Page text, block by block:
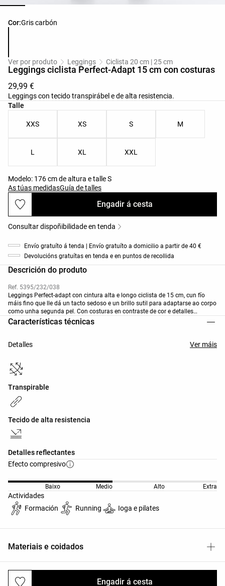
Cor:Gris carbón
Lista de cores do produto
Ver por produto Leggings Ciclista 20 cm | 25 cm
Leggings ciclista Perfect-Adapt 15 cm con costuras
29,99 €
Leggings con tecido transpirábel e de alta resistencia.
Talle
Lista de tallas do produto
XXS XS S M
L XL XXL
Modelo: 176 cm de altura e talle S
As túas medidasGuía de talles
Engadir á cesta
Engadir á cesta
Consultar dispoñibilidade en tenda
Envío gratuíto á tenda | Envío gratuíto a domicilio a partir de 40 €
Devolucións gratuítas en tenda e en puntos de recollida
Descrición do produto
Ref. 5395/232/038
Leggings Perfect-adapt con cintura alta e longo ciclista de 15 cm, cun fío
máis fino que lle dá un tacto sedoso e un brillo sutil para adaptarse ao corpo
como unha segunda pel. Con costuras en contraste de cor e detalles
reflectantes. Tecido transpirábel e de alta resistencia.
Características técnicas
Detalles Ver máis
Transpirable
Tecido de alta resistencia
Detalles reflectantes
Efecto compresivo
Baixo Medio Alto Extra
Actividades
Formación
Running Ioga e pilates
Materiais e coidados
Envíos e devolucións